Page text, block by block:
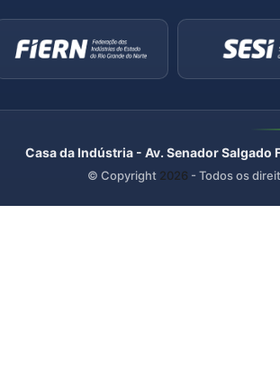
Casa da Indústria - Av. Senador
© Copyright 2026 - Todos os